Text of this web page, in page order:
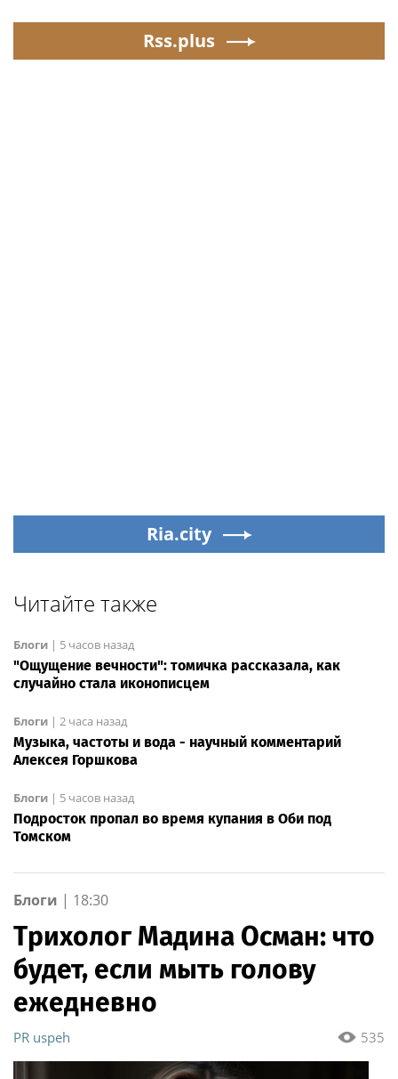
Rss.plus
Ria.city
Читайте также
Блоги | 5 часов назад
"Ощущение вечности": томичка рассказала, как
случайно стала иконописцем
Блоги | 2 часа назад
Музыка, частоты и вода - научный комментарий
Алексея Горшкова
Блоги | 5 часов назад
Подросток пропал во время купания в Оби под
Томском
Блоги | 18:30
Трихолог Мадина Осман: что
будет, если мыть голову
ежедневно
535
PR uspeh